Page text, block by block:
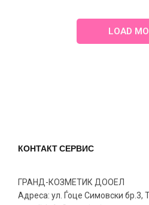
LOAD
КОНТАКТ СЕРВИС
ГРАНД-КОЗМЕТИК ДООЕЛ
Адреса: ул. Ѓоце Симовски бр.3,